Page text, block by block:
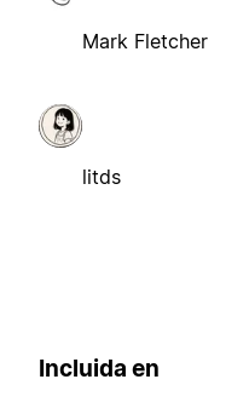
Mark Fletcher
litds
Incluida en